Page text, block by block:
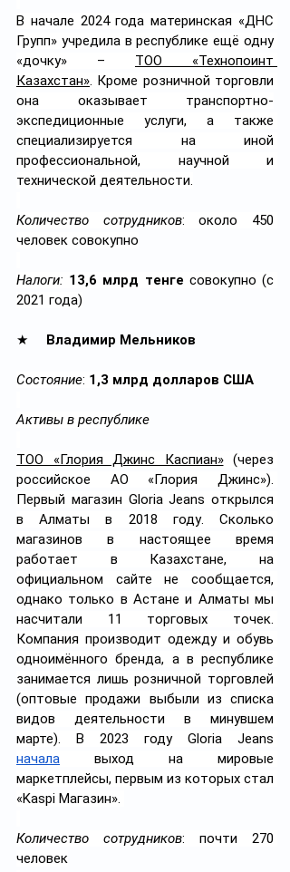
В начале 2024 года материнская «ДНС
Групп» учредила в республике ещё одну
«дочку» – ТОО «Технопоинт
Казахстан». Кроме розничной торговли
она оказывает транспортно-
экспедиционные услуги, а также
специализируется на иной
профессиональной, научной и
технической деятельности.
Количество сотрудников: около 450
человек совокупно
Налоги: 13,6 млрд тенге совокупно (с
2021 года)
★ Владимир Мельников
Состояние: 1,3 млрд долларов США
Активы в республике
ТОО «Глория Джинс Каспиан» (через
российское АО «Глория Джинс»).
Первый магазин Gloria Jeans открылся
в Алматы в 2018 году. Сколько
магазинов в настоящее время
работает в Казахстане, на
официальном сайте не сообщается,
однако только в Астане и Алматы мы
насчитали 11 торговых точек.
Компания производит одежду и обувь
одноимённого бренда, а в республике
занимается лишь розничной торговлей
(оптовые продажи выбыли из списка
видов деятельности в минувшем
начала выход на мировые
маркетплейсы, первым из которых стал
«Kaspi Магазин».
Количество сотрудников: почти 270
человек